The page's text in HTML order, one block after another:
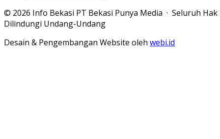
© 2026 Info Bekasi PT Bekasi Punya Media · Seluruh Hak
Dilindungi Undang-Undang
Desain & Pengembangan Website oleh webi.id